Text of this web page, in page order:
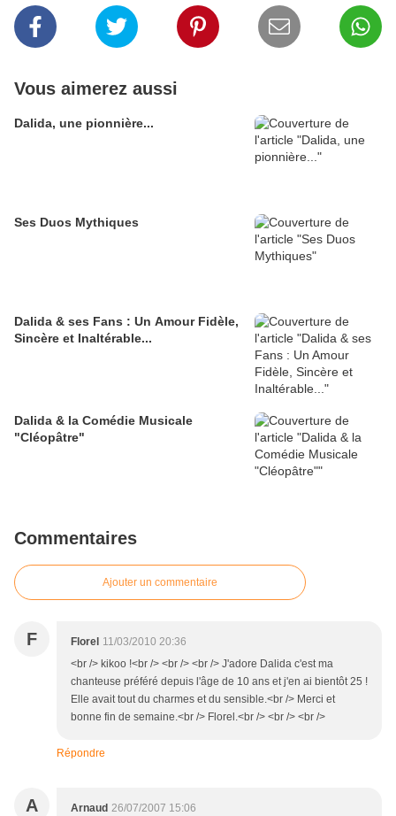
Vous aimerez aussi
Dalida, une pionnière...
Ses Duos Mythiques
Dalida & ses Fans : Un Amour Fidèle,
Sincère et Inaltérable...
Dalida & la Comédie Musicale
"Cléopâtre"
Commentaires
Ajouter un commentaire
F Florel 11/03/2010 20:36
<br /> kikoo !<br /> <br /> <br /> J'adore Dalida c'est ma
chanteuse préféré depuis l'âge de 10 ans et j'en ai bientôt 25 !
Elle avait tout du charmes et du sensible.<br /> Merci et
bonne fin de semaine.<br /> Florel.<br /> <br /> <br />
Répondre
A Arnaud 26/07/2007 15:06